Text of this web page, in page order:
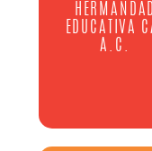
HERMANDAD
EDUCATIVA
A.C.